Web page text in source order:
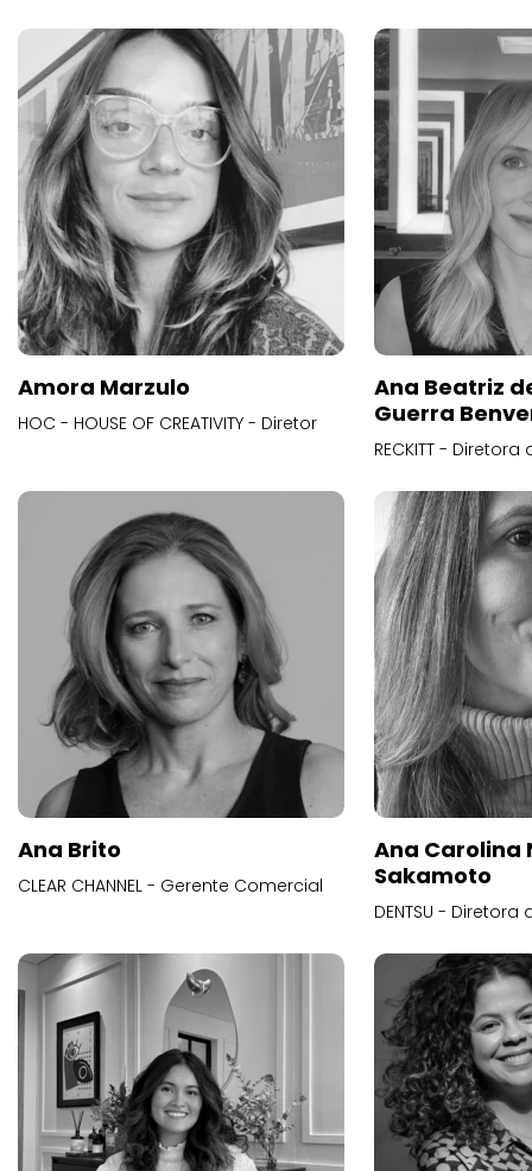
Amora Marzulo
HOC - HOUSE OF CREATIVITY - Diretor
Ana Beatriz
Guerra
RECKITT -
Ana Brito
CLEAR CHANNEL - Gerente Comercial
Ana Carolina
Sakamoto
DENTSU -